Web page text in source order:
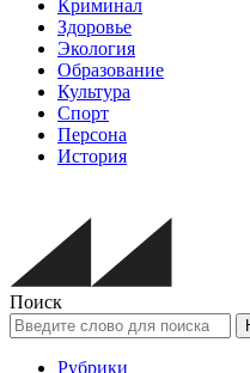
Криминал
Здоровье
Экология
Образование
Культура
Спорт
Персона
История
Поиск
Рубрики